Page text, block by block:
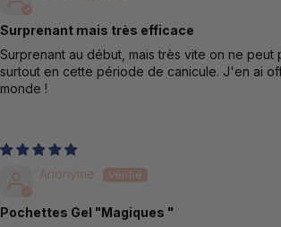
Surprenant mais très efficace
Surprenant au début, mais très vite on ne peut
surtout en cette période de canicule. J'en ai
monde !
Anonyme
Pochettes Gel "Magiques "